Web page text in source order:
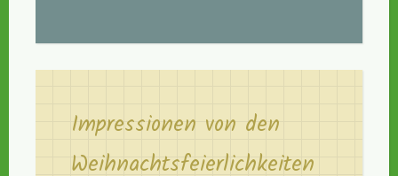
Impressionen von den
Weihnachtsfeierlichkeiten